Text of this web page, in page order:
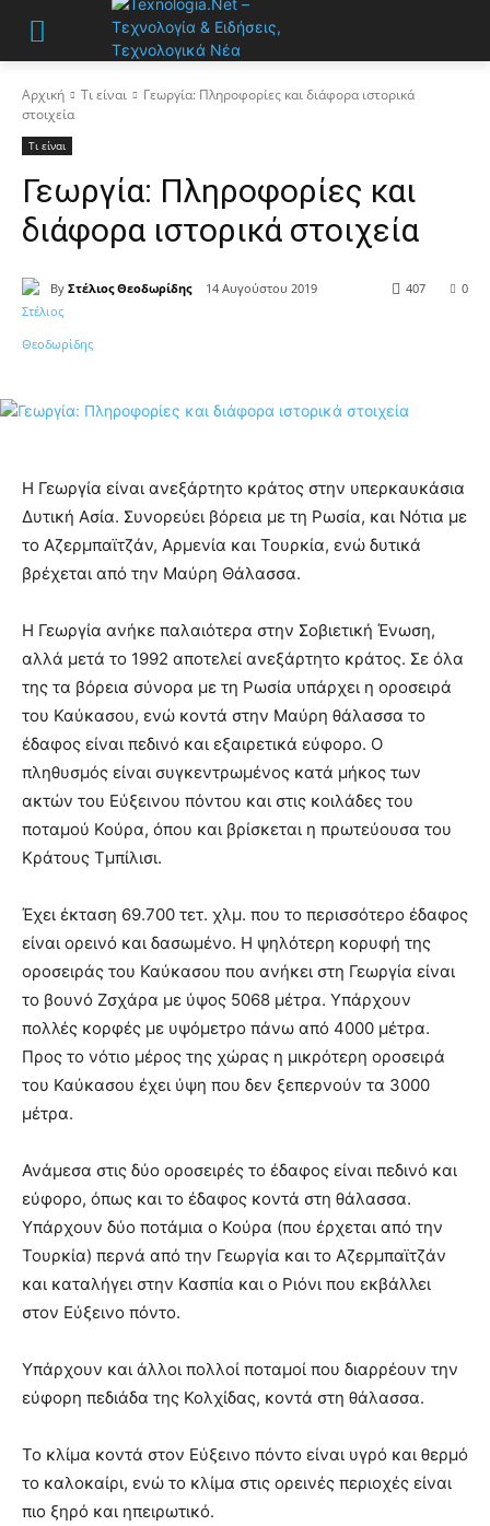
Αρχική Τι είναι
Γεωργία: Πληροφορίες και διάφορα ιστορικά
στοιχεία
Τι είναι
Γεωργία: Πληροφορίες και
διάφορα ιστορικά στοιχεία
By Στέλιος Θεοδωρίδης 14 Αυγούστου 2019 0
407
Η Γεωργία είναι ανεξάρτητο κράτος στην υπερκαυκάσια
Δυτική Ασία. Συνορεύει βόρεια με τη Ρωσία, και Νότια με
το Αζερμπαϊτζάν, Αρμενία και Τουρκία, ενώ δυτικά
βρέχεται από την Μαύρη Θάλασσα.
Η Γεωργία ανήκε παλαιότερα στην Σοβιετική Ένωση,
αλλά μετά το 1992 αποτελεί ανεξάρτητο κράτος. Σε όλα
της τα βόρεια σύνορα με τη Ρωσία υπάρχει η οροσειρά
του Καύκασου, ενώ κοντά στην Μαύρη θάλασσα το
έδαφος είναι πεδινό και εξαιρετικά εύφορο. Ο
πληθυσμός είναι συγκεντρωμένος κατά μήκος των
ακτών του Εύξεινου πόντου και στις κοιλάδες του
ποταμού Κούρα, όπου και βρίσκεται η πρωτεύουσα του
Κράτους Τμπίλισι.
Έχει έκταση 69.700 τετ. χλμ. που το περισσότερο έδαφος
είναι ορεινό και δασωμένο. Η ψηλότερη κορυφή της
οροσειράς του Καύκασου που ανήκει στη Γεωργία είναι
το βουνό Ζσχάρα με ύψος 5068 μέτρα. Υπάρχουν
πολλές κορφές με υψόμετρο πάνω από 4000 μέτρα.
Προς το νότιο μέρος της χώρας η μικρότερη οροσειρά
του Καύκασου έχει ύψη που δεν ξεπερνούν τα 3000
μέτρα.
Ανάμεσα στις δύο οροσειρές το έδαφος είναι πεδινό και
εύφορο, όπως και το έδαφος κοντά στη θάλασσα.
Υπάρχουν δύο ποτάμια ο Κούρα (που έρχεται από την
Τουρκία) περνά από την Γεωργία και το Αζερμπαϊτζάν
και καταλήγει στην Κασπία και ο Ριόνι που εκβάλλει
στον Εύξεινο πόντο.
Υπάρχουν και άλλοι πολλοί ποταμοί που διαρρέουν την
εύφορη πεδιάδα της Κολχίδας, κοντά στη θάλασσα.
Το κλίμα κοντά στον Εύξεινο πόντο είναι υγρό και θερμό
το καλοκαίρι, ενώ το κλίμα στις ορεινές περιοχές είναι
πιο ξηρό και ηπειρωτικό.